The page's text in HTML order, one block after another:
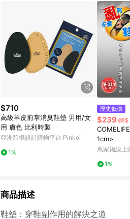
$710
高級羊皮前掌消臭鞋墊 男用/女
用 膚色 比利時製
亞洲跨境設計購物平台 Pinkoi
1%
歷史低價
$239 (降
1cm>
萬家福線上
1%
商品描述
鞋墊：穿鞋副作用的解決之道